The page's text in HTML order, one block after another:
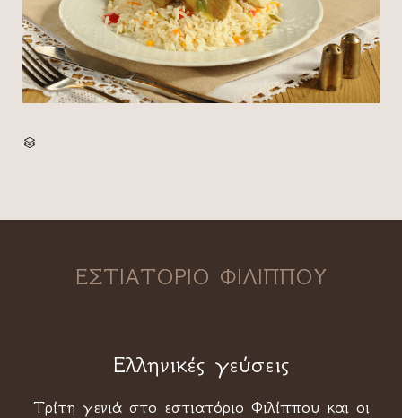

ΕΣΤΙΑΤΟΡΙΟ ΦΙΛΙΠΠΟΥ
Ελληνικές γεύσεις
Τρίτη γενιά στο εστιατόριο Φιλίππου και οι